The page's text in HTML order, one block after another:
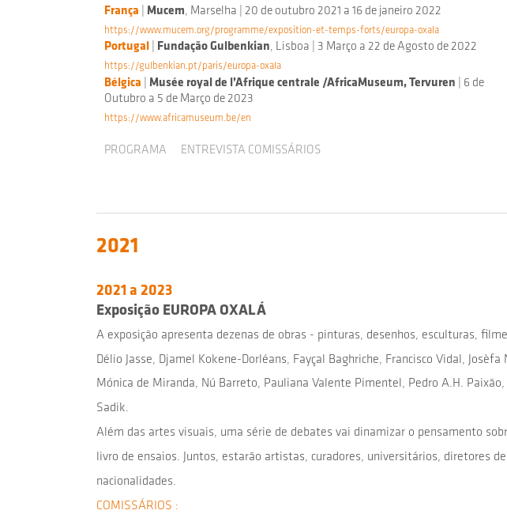
França Mucem, Marselha | 20 de outubro 2021 a 16 de janeiro 2022
https://www.mucem.org/programme/exposition-et-temps-forts/europa-oxala
Portugal Fundação Gulbenkian, Lisboa | 3 Março a 22 de Agosto de 2022
https://gulbenkian.pt/paris/europa-oxala
Bélgica Musée royal de l’Afrique centrale /AfricaMuseum, Tervuren | 6 de
Outubro a 5 de Março de 2023
https://www.africamuseum.be/en
PROGRAMA ENTREVISTA COMISSÁRIOS
2021
2021 a 2023
Exposição EUROPA OXALÁ
A exposição apresenta dezenas de obras - pinturas, desenhos, esculturas,
Délio Jasse, Djamel Kokene-Dorléans, Fayçal Baghriche, Francisco Vidal,
Mónica de Miranda, Nú Barreto, Pauliana Valente Pimentel, Pedro A.H.
Sadik.
Além das artes visuais, uma série de debates vai dinamizar o pensamento
livro de ensaios. Juntos, estarão artistas, curadores, universitários, diretores
nacionalidades.
COMISSÁRIOS :